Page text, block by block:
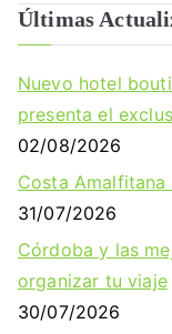
Últimas
Nuevo hotel
presenta el
02/08/2026
Costa
31/07/2026
Córdoba y las
organizar tu viaje
30/07/2026